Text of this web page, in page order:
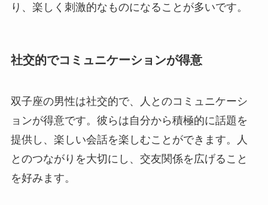
り、楽しく刺激的なものになることが多いです。
社交的でコミュニケーションが得意
双子座の男性は社交的で、人とのコミュニケーシ
ョンが得意です。彼らは自分から積極的に話題を
提供し、楽しい会話を楽しむことができます。人
とのつながりを大切にし、交友関係を広げること
を好みます。